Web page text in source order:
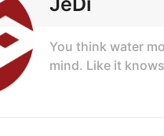
You think water
mind. Like it